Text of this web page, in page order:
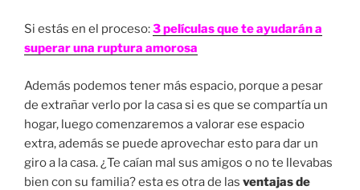
Si estás en el proceso:3 películas que te ayudarán a
superar una ruptura amorosa
Además podemos tener más espacio, porque a pesar
de extrañar verlo por la casa si es que se compartía un
hogar, luego comenzaremos a valorar ese espacio
extra, además se puede aprovechar esto para dar un
giro a la casa. ¿Te caían mal sus amigos o no te llevabas
bien con su familia? esta es otra de las ventajas de